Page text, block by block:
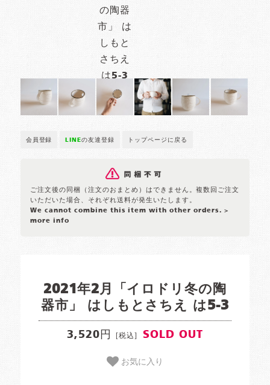
会員登録 LINEの友達登録 トップページに戻る
ご注文後の同梱（注文のおまとめ）はできません。複数回ご注文
いただいた場合、それぞれ送料が発生いたします。
We cannot combine this item with other orders. >
more info
2021年2月「イロドリ冬の陶
器市」 はしもとさちえ は5-3
3,520円 [税込] SOLD OUT
お気に入り